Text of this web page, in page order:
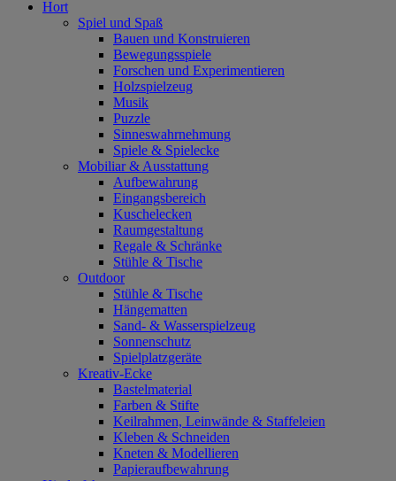
Hort
Spiel und Spaß
Bauen und Konstruieren
Bewegungsspiele
Forschen und Experimentieren
Holzspielzeug
Musik
Puzzle
Sinneswahrnehmung
Spiele & Spielecke
Mobiliar & Ausstattung
Aufbewahrung
Eingangsbereich
Kuschelecken
Raumgestaltung
Regale & Schränke
Stühle & Tische
Outdoor
Stühle & Tische
Hängematten
Sand- & Wasserspielzeug
Sonnenschutz
Spielplatzgeräte
Kreativ-Ecke
Bastelmaterial
Farben & Stifte
Keilrahmen, Leinwände & Staffeleien
Kleben & Schneiden
Kneten & Modellieren
Papieraufbewahrung